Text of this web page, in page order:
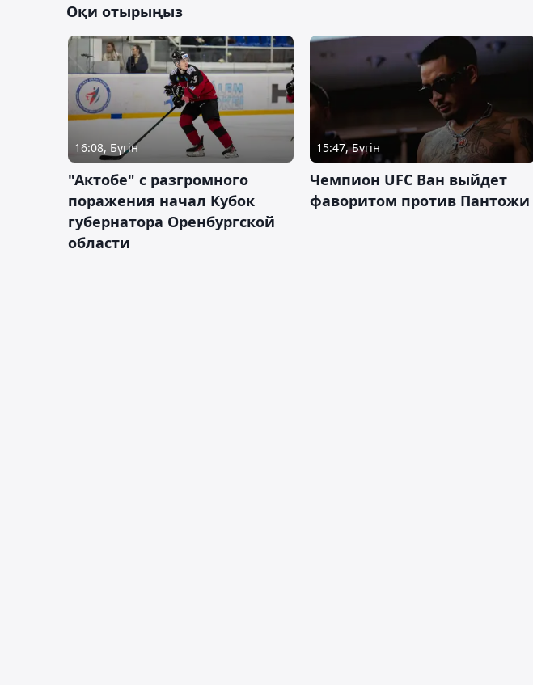
Оқи отырыңыз
16:08, Бүгін
"Актобе" с разгромного
поражения начал Кубок
губернатора Оренбургской
области
15:47, Бүгін
Чемпион UFC Ван выйдет
фаворитом против Пантожи